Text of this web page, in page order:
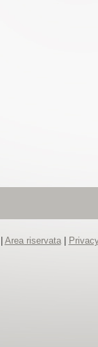
Area riservata|